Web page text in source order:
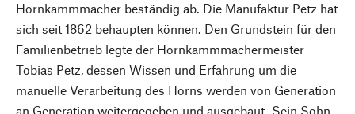
Hornkammmacher beständig ab. Die Manufaktur Petz hat
sich seit 1862 behaupten können. Den Grundstein für den
Familienbetrieb legte der Hornkammmachermeister
Tobias Petz, dessen Wissen und Erfahrung um die
manuelle Verarbeitung des Horns werden von Generation
an Generation weitergegeben und ausgebaut. Sein Sohn